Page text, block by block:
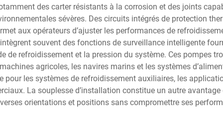
des carter résistants à la corrosion et des joints
sévères. Des circuits intégrés de protection
aux opérateurs d’ajuster les performances de
souvent des fonctions de surveillance intelligente
de refroidissement et la pression du système. Ces pompes
agricoles, les navires marins et les systèmes
les systèmes de refroidissement auxiliaires, les
La souplesse d’installation constitue un autre
orientations et positions sans compromettre ses